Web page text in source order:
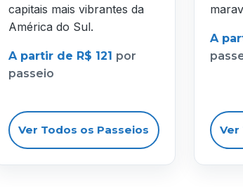
capitais mais vibrantes da
América do Sul.
A partir de R$ 121 por
passeio
Ver Todos os Passeios
A
Ver